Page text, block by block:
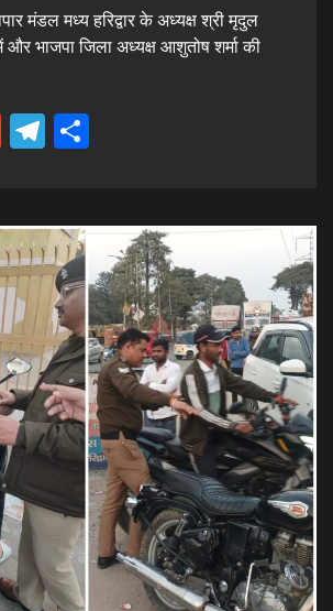
मंडल मध्य हरिद्वार के अध्यक्ष श्री मृदुल
भाजपा जिला अध्यक्ष आशुतोष शर्मा की
GmailTelegram